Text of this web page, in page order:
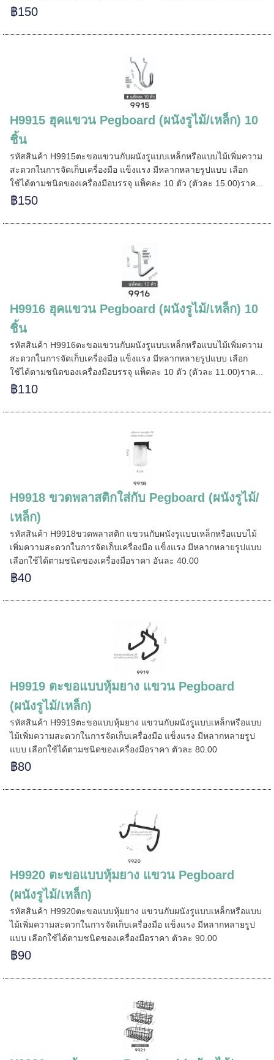
฿150
H9915 ฮุคแขวน Pegboard (ผนังรูไม้/เหล็ก) 10
ชิ้น
รหัสสินค้า H9915ตะขอแขวนกับผนังรูแบบเหล็กหรือแบบไม้เพิ่มความ
สะดวกในการจัดเก็บเครื่องมือ แข็งแรง มีหลากหลายรูปแบบ เลือก
ใช้ได้ตามชนิดของเครื่องมือบรรจุ แพ็คละ 10 ตัว (ตัวละ 15.00)ราค...
฿150
H9916 ฮุคแขวน Pegboard (ผนังรูไม้/เหล็ก) 10
ชิ้น
รหัสสินค้า H9916ตะขอแขวนกับผนังรูแบบเหล็กหรือแบบไม้เพิ่มความ
สะดวกในการจัดเก็บเครื่องมือ แข็งแรง มีหลากหลายรูปแบบ เลือก
ใช้ได้ตามชนิดของเครื่องมือบรรจุ แพ็คละ 10 ตัว (ตัวละ 11.00)ราค...
฿110
H9918 ขวดพลาสติกใส่กับ Pegboard (ผนังรูไม้/
เหล็ก)
รหัสสินค้า H9918ขวดพลาสติก แขวนกับผนังรูแบบเหล็กหรือแบบไม้
เพิ่มความสะดวกในการจัดเก็บเครื่องมือ แข็งแรง มีหลากหลายรูปแบบ
เลือกใช้ได้ตามชนิดของเครื่องมือราคา อันละ 40.00
฿40
H9919 ตะขอแบบหุ้มยาง แขวน Pegboard
(ผนังรูไม้/เหล็ก)
รหัสสินค้า H9919ตะขอแบบหุ้มยาง แขวนกับผนังรูแบบเหล็กหรือแบบ
ไม้เพิ่มความสะดวกในการจัดเก็บเครื่องมือ แข็งแรง มีหลากหลายรูป
แบบ เลือกใช้ได้ตามชนิดของเครื่องมือราคา ตัวละ 80.00
฿80
H9920 ตะขอแบบหุ้มยาง แขวน Pegboard
(ผนังรูไม้/เหล็ก)
รหัสสินค้า H9920ตะขอแบบหุ้มยาง แขวนกับผนังรูแบบเหล็กหรือแบบ
ไม้เพิ่มความสะดวกในการจัดเก็บเครื่องมือ แข็งแรง มีหลากหลายรูป
แบบ เลือกใช้ได้ตามชนิดของเครื่องมือราคา ตัวละ 90.00
฿90